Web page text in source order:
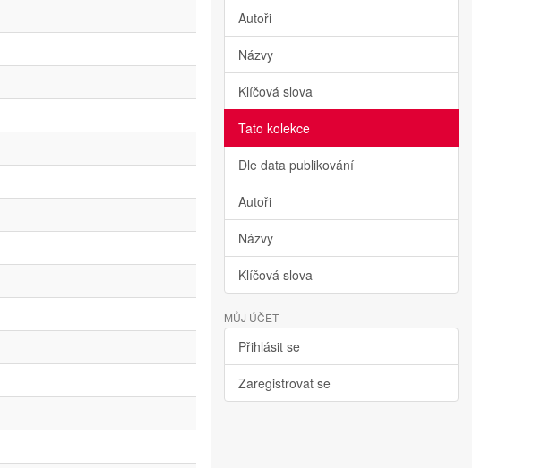
Autoři
Názvy
Klíčová slova
Tato kolekce
Dle data publikování
Autoři
Názvy
Klíčová slova
MŮJ ÚČET
Přihlásit se
Zaregistrovat se